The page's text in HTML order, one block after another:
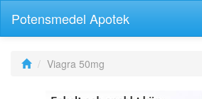
Potensmedel Apotek
Viagra 50mg